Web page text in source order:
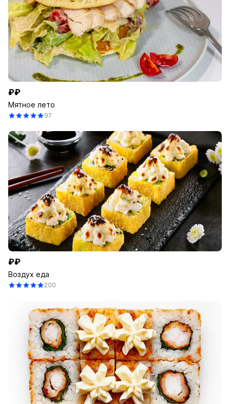
₽₽
Мятное лето
97
₽₽
Воздух еда
200